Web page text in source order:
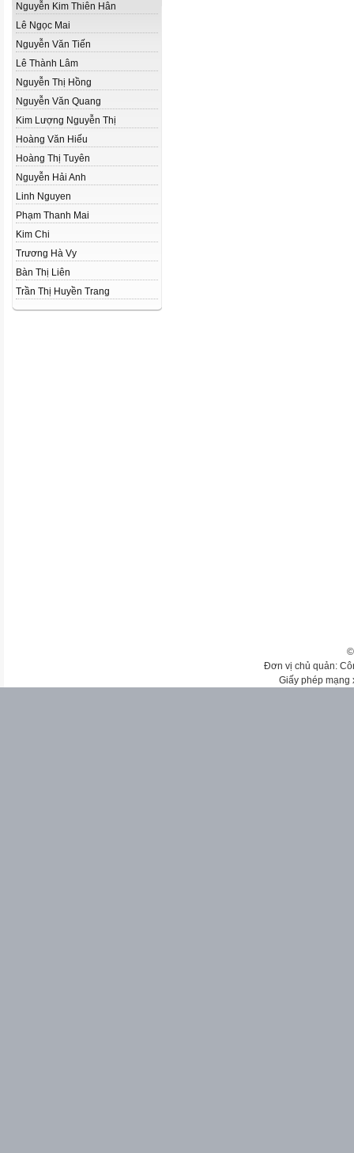
Nguyễn Kim Thiên Hân
Lê Ngọc Mai
Nguyễn Văn Tiến
Lê Thành Lâm
Nguyễn Thị Hồng
Nguyễn Văn Quang
Kim Lượng Nguyễn Thị
Hoàng Văn Hiếu
Hoàng Thị Tuyên
Nguyễn Hải Anh
Linh Nguyen
Phạm Thanh Mai
Kim Chi
Trương Hà Vy
Bàn Thị Liên
Trần Thị Huyền Trang
Đơn vị chủ quản:
Giấy phép mạng